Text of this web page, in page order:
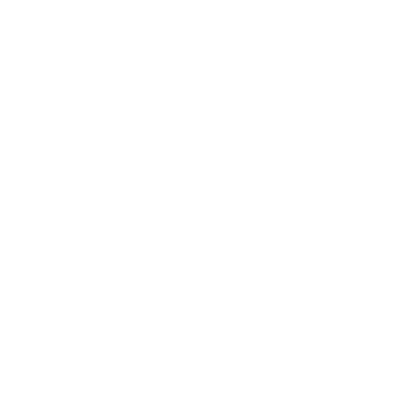
5cm en dessous de votre
soit toujours vissé